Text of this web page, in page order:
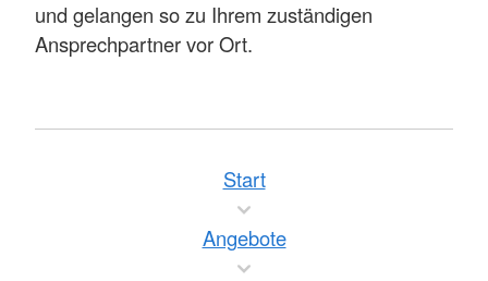
und gelangen so zu Ihrem zuständigen
Ansprechpartner vor Ort.
Start
Angebote